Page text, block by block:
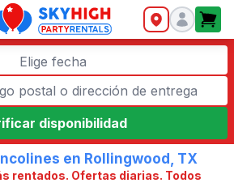
Logo
Elige fecha
disponibilidad
en Rollingwood, TX
rentados. Ofertas diarias. Todos